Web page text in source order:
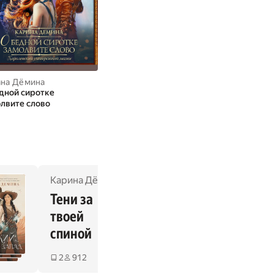
Дёмина
сиротке
слово
Карина Дёмина
Тени за
твоей
спиной
2 912